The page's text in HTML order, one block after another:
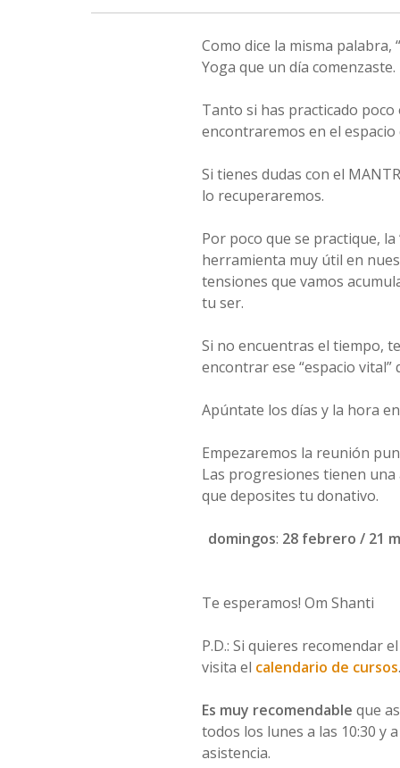
Como dice la misma palabra, “
Yoga que un día comenzaste.
Tanto si has practicado
encontraremos en el
Si tienes dudas con el
lo recuperaremos.
Por poco que se practique,
herramienta muy útil en
tensiones que vamos
tu ser.
Si no encuentras el tiempo,
encontrar ese “espacio
Apúntate los días y la hora
Empezaremos la reunión
Las progresiones tienen
que deposites tu donativo.
domingos: 28 febrero / 21
Te esperamos! Om Shanti
P.D.: Si quieres recomendar
visita el calendario de cursos.
Es muy recomendable que
todos los lunes a las 10:30 y
asistencia.